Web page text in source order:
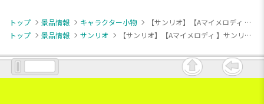
トップ 景品情報 キャラクター小物
【サンリオ】【Aマイメロディ 】サンリオキャラクターズ いちご新聞620号コラボレーションマスコット②
トップ
景品情報 サンリオ 【サンリオ】【Aマイメロディ 】サンリオキャラクターズ いちご新聞620号コラボレーションマスコット②